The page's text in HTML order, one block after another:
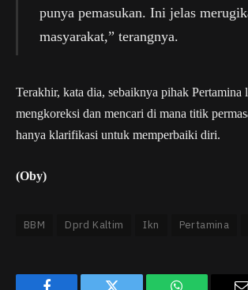
punya pemasukan. Ini jelas
masyarakat,” terangnya.
Terakhir, kata dia, sebaiknya pihak Pertamina
mengkoreksi dan mencari di mana titik
hanya klarifikasi untuk memperbaiki diri.
(Oby)
BBM Dprd Kaltim Ikn Pertamina